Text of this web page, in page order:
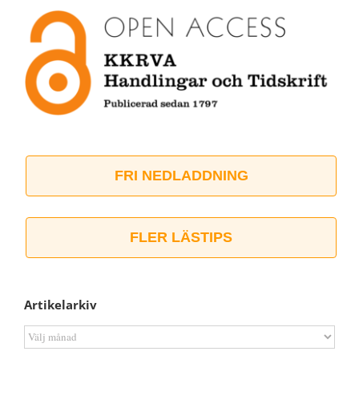
FRI NEDLADDNING
FLER LÄSTIPS
Artikelarkiv
Artikelarkiv